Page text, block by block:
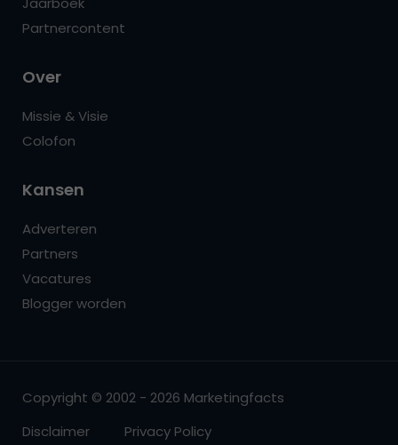
Partnercontent
Over
Missie & Visie
Colofon
Kansen
Adverteren
Partners
Vacatures
Blogger worden
Copyright © 2002 - 2026 Marketingfacts
Disclaimer
Privacy Policy